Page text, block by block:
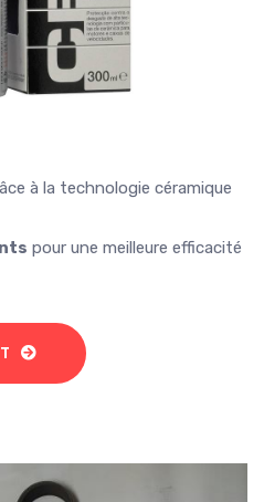
à la technologie céramique
pour une meilleure efficacité